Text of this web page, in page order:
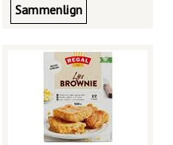
Sammenlign